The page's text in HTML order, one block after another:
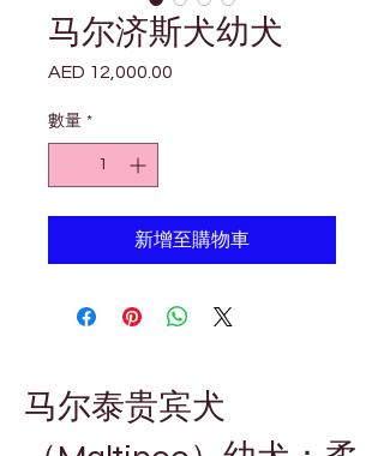
马尔济斯犬幼犬
AED 12,000.00
數量 *
新增至購物車
马尔泰贵宾犬